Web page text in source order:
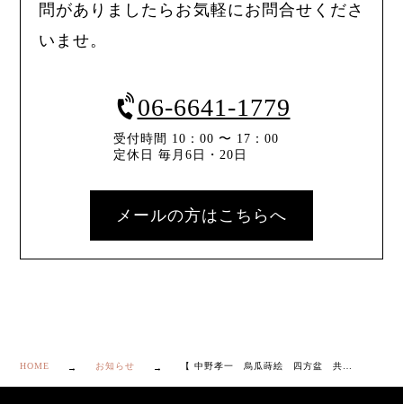
問がありましたらお気軽にお問合せくださ
いませ。
06-6641-1779
受付時間 10：00 〜 17：00
定休日 毎月6日・20日
メールの方はこちらへ
HOME お知らせ